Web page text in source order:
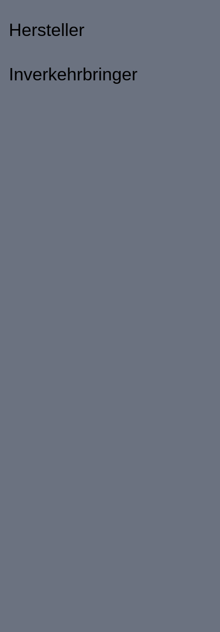
Hersteller
Inverkehrbringer